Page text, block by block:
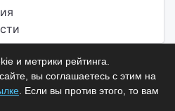
и метрики рейтинга.
вы соглашаетесь с этим на
. Если вы против этого, то вам